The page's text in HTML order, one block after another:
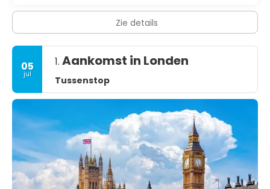
Zie details
05
jul
1. Aankomst in Londen
Tussenstop